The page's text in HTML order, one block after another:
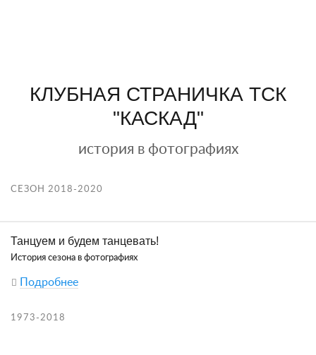
КЛУБНАЯ СТРАНИЧКА ТСК
"КАСКАД"
история в фотографиях
СЕЗОН 2018-2020
Танцуем и будем танцевать!
История сезона в фотографиях
Подробнее
1973-2018